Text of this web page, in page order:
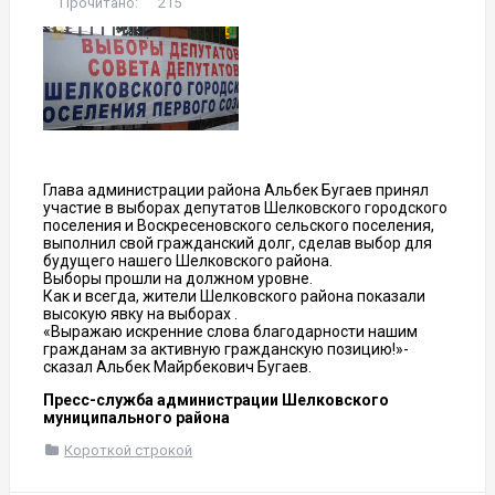
Глава администрации района Альбек Бугаев принял
участие в выборах депутатов Шелковского городского
поселения и Воскресеновского сельского поселения,
выполнил свой гражданский долг, сделав выбор для
будущего нашего Шелковского района.
Выборы прошли на должном уровне.
Как и всегда, жители Шелковского района показали
высокую явку на выборах .
«Выражаю искренние слова благодарности нашим
гражданам за активную гражданскую позицию!»-
сказал Альбек Майрбекович Бугаев.
Пресс-служба администрации Шелковского
муниципального района
Короткой строкой